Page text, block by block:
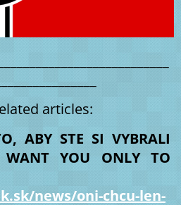
articles:
ABY STE SI VYBRALI
YOU ONLY TO
news/oni-chcu-len-